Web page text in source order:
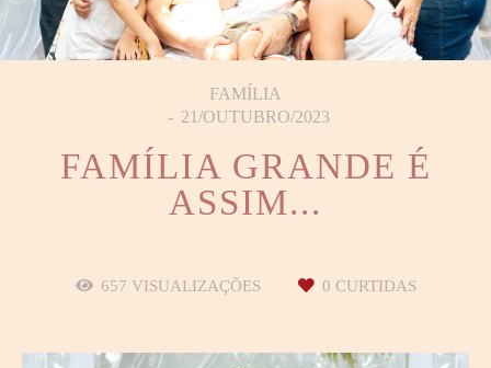
FAMÍLIA
21/OUTUBRO/2023
FAMÍLIA GRANDE É
ASSIM...
657 VISUALIZAÇÕES 0 CURTIDAS